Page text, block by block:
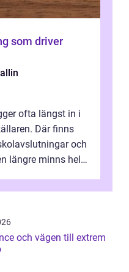
som driver
ofta längst in i
Där finns
och
längre minns helt.
och vägen till extrem